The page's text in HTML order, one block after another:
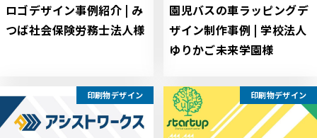
ロゴデザイン事例紹介 | み
つば社会保険労務士法人様
園児バスの車ラッピングデ
ザイン制作事例 | 学校法人
ゆりかご未来学園様
印刷物デザイン 印刷物デザイン